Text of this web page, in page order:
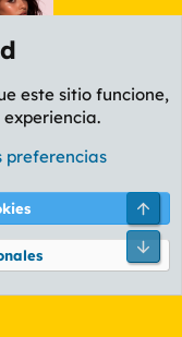
privacidad Ayuda
Ltd.
este sitio funcione,
preferencias
Pie